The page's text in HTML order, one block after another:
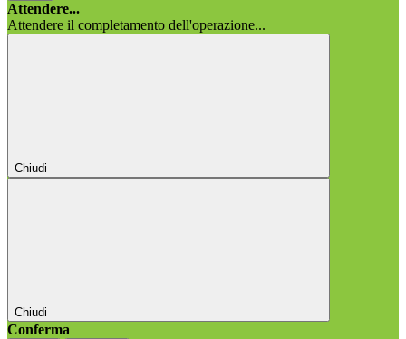
Attendere...
Attendere il completamento dell'operazione...
Chiudi
Chiudi
Conferma